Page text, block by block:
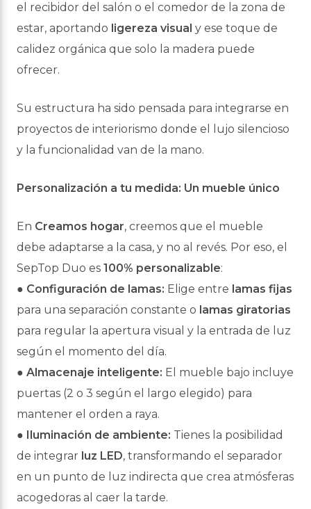
el recibidor del salón o el comedor de la zona de
estar, aportando ligereza visual y ese toque de
calidez orgánica que solo la madera puede
ofrecer.
Su estructura ha sido pensada para integrarse en
proyectos de interiorismo donde el
lujo silencioso
y la funcionalidad van de la mano.
Personalización a tu medida: Un mueble único
En Creamos hogar, creemos que el mueble
debe adaptarse a la casa, y no al revés. Por eso, el
SepTop Duo es 100% personalizable:
● Configuración de lamas: Elige entre lamas fijas
para una separación constante o lamas giratorias
para regular la apertura visual y la entrada de luz
según el momento del día.
● Almacenaje inteligente: El mueble bajo incluye
puertas (2 o 3 según el largo elegido) para
mantener el orden a raya.
● Iluminación de ambiente: Tienes la posibilidad
de integrar luz LED, transformando el separador
en un punto de luz indirecta que crea atmósferas
acogedoras al caer la tarde.